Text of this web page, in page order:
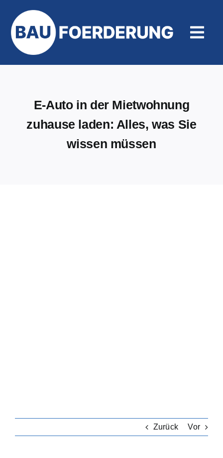
Inhalt
springen
E-Auto in der Mietwohnung
zuhause laden: Alles, was Sie
wissen müssen
Zurück Vor